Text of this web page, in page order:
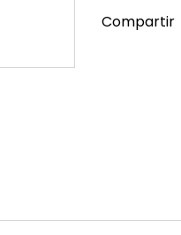
Compartir